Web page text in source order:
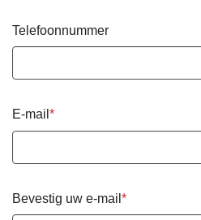
Telefoonnummer
E-mail
Bevestig uw e-mail